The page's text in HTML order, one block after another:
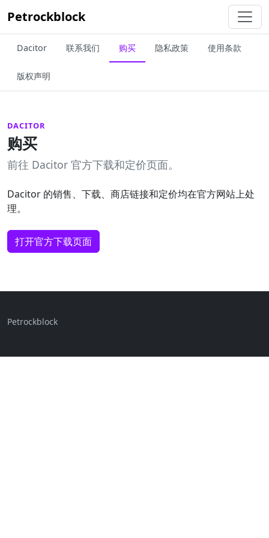
Petrockblock
Dacitor 联系我们 购买 隐私政策 使用条款
版权声明
DACITOR
购买
前往 Dacitor 官方下载和定价页面。
Dacitor 的销售、下载、商店链接和定价均在官方网站上处
理。
打开官方下载页面
Petrockblock